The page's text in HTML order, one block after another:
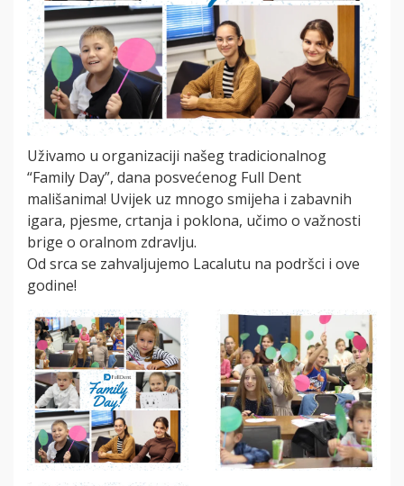
Uživamo u organizaciji našeg tradicionalnog
“Family Day”, dana posvećenog Full Dent
mališanima! Uvijek uz mnogo smijeha i zabavnih
igara, pjesme, crtanja i poklona, učimo o važnosti
brige o oralnom zdravlju.
Od srca se zahvaljujemo Lacalutu na podršci i ove
godine!